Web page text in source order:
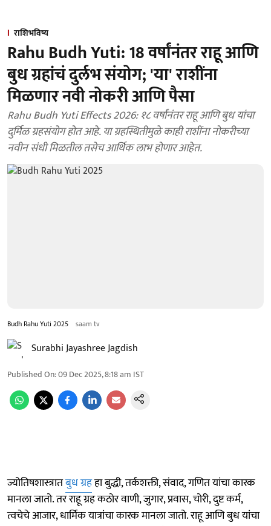
राशिभविष्य
Rahu Budh Yuti: 18 वर्षांनंतर राहू आणि
बुध ग्रहांचं दुर्लभ संयोग; 'या' राशींना
मिळणार नवी नोकरी आणि पैसा
Rahu Budh Yuti Effects 2026: १८ वर्षांनंतर राहू आणि बुध यांचा
दुर्मिळ ग्रहसंयोग होत आहे. या ग्रहस्थितीमुळे काही राशींना नोकरीच्या
नवीन संधी मिळतील तसेच आर्थिक लाभ होणार आहेत.
Budh Rahu Yuti 2025 saam tv
Surabhi Jayashree Jagdish
Published On:09 Dec 2025, 8:18 am IST
ज्योतिषशास्त्रातबुध ग्रहहा बुद्धी, तर्कशक्ती, संवाद, गणित यांचा कारक
मानला जातो. तर राहू ग्रह कठोर वाणी, जुगार, प्रवास, चोरी, दुष्ट कर्म,
त्वचेचे आजार, धार्मिक यात्रांचा कारक मानला जातो. राहू आणि बुध यांचा